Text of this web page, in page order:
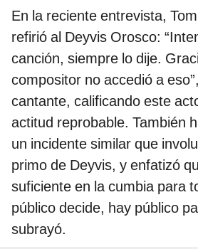
En la reciente entrevista,
refirió al Deyvis Orosco:
canción, siempre lo dije.
compositor no accedió a
cantante, calificando este
actitud reprobable. También
un incidente similar que
primo de Deyvis, y enfatizó
suficiente en la cumbia para
público decide, hay público
subrayó.